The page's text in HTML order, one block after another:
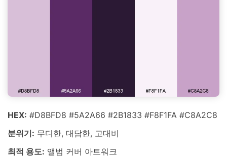
HEX: #D8BFD8 #5A2A66 #2B1833 #F8F1FA #C8A2C8
분위기: 무디한, 대담한, 고대비
최적 용도: 앨범 커버 아트워크